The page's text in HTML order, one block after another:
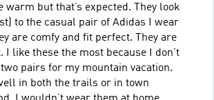
warm but that’s expected. They look
to the casual pair of Adidas I wear
are comfy and fit perfect. They are
I like these the most because I don’t
pairs for my mountain vacation.
in both the trails or in town